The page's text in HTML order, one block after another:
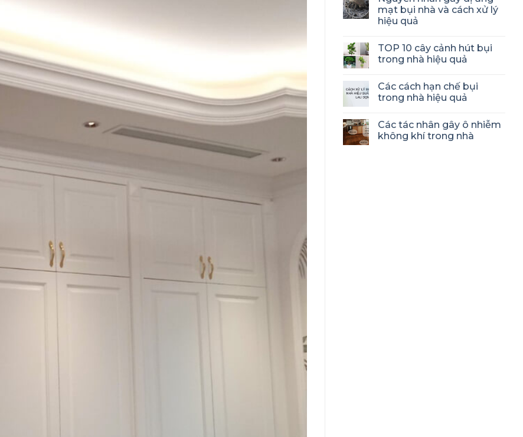
mạt bụi nhà và cách xử lý
hiệu quả
TOP 10 cây cảnh hút bụi
trong nhà hiệu quả
Các cách hạn chế bụi
trong nhà hiệu quả
Các tác nhân gây ô nhiễm
không khí trong nhà